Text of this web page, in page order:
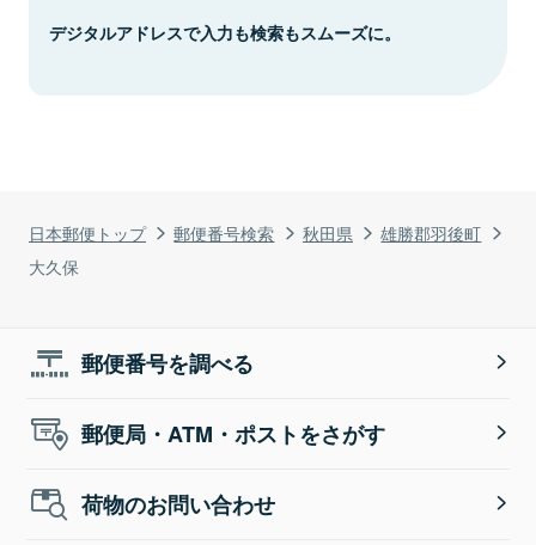
日本郵便トップ 郵便番号検索 秋田県
雄勝郡羽後町
大久保
デジタルアドレスで入力も検索もスムーズに。
郵便番号を調べる
郵便局・ATM・ポストをさがす
荷物のお問い合わせ